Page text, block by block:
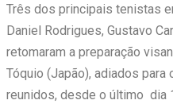
Três dos principais tenistas
Daniel Rodrigues, Gustavo
retomaram a preparação
Tóquio (Japão), adiados para
reunidos, desde o último dia